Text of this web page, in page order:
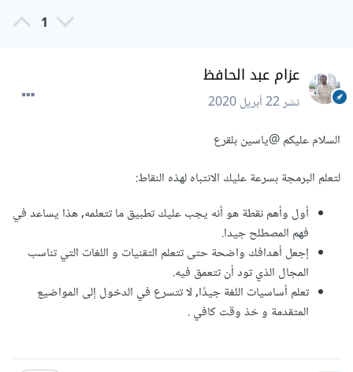
1
عزام عبد الحافظ
نشر22 أبريل 2020
السلام عليكم@ياسين بلقرع
لتعلم البرمجة بسرعة عليك الانتباه لهذه النقاط:
أول وأهم نقطة هو أنه يجب عليك تطبيق ما تتعلمه, هذا يساعد في
فهم المصطلح جيدا.
إجعل أهدافك واضحة حتى تتعلم التقنيات و اللغات التي تناسب
المجال الذي تود أن تتعمق فيه.
تعلم أساسيات اللغة جيدًا, لا تتسرع في الدخول إلى المواضيع
المتقدمة و خذ وقت كافي .